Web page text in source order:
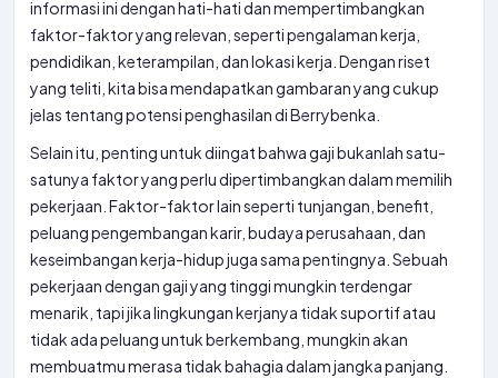
informasi ini dengan hati-hati dan mempertimbangkan
faktor-faktor yang relevan, seperti pengalaman kerja,
pendidikan, keterampilan, dan lokasi kerja. Dengan riset
yang teliti, kita bisa mendapatkan gambaran yang cukup
jelas tentang potensi penghasilan di Berrybenka.
Selain itu, penting untuk diingat bahwa gaji bukanlah satu-
satunya faktor yang perlu dipertimbangkan dalam memilih
pekerjaan. Faktor-faktor lain seperti tunjangan, benefit,
peluang pengembangan karir, budaya perusahaan, dan
keseimbangan kerja-hidup juga sama pentingnya. Sebuah
pekerjaan dengan gaji yang tinggi mungkin terdengar
menarik, tapi jika lingkungan kerjanya tidak suportif atau
tidak ada peluang untuk berkembang, mungkin akan
membuatmu merasa tidak bahagia dalam jangka panjang.